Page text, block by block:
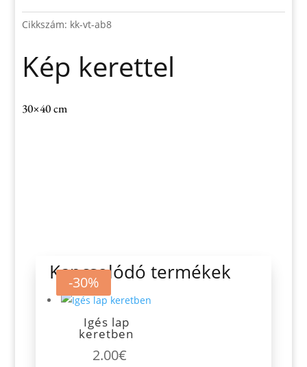
Cikkszám: kk-vt-ab8
Kép kerettel
30×40 cm
Kapcsolódó termékek
Igés lap
keretben
2.00€
-8%
-30%